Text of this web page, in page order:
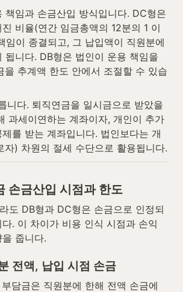
책임과 손금산입 방식입니다. DC형은
비율(연간 임금총액의 12분의 1 이
임이 종결되고, 그 납입액이 직원분에
됩니다. DB형은 법인이 운용 책임을
을 추계액 한도 안에서 조절할 수 있습
니다. 퇴직연금을 일시금으로 받았을
과세이연하는 계좌이자, 개인이 추가
를 받는 계좌입니다. 법인보다는 개
자) 차원의 절세 수단으로 활용됩니다.
손금산입 시점과 한도
도 DB형과 DC형은 손금으로 인정되
. 이 차이가 비용 인식 시점과 손익
줍니다.
전액, 납입 시점 손금
담금은 직원분에 한해 전액 손금에